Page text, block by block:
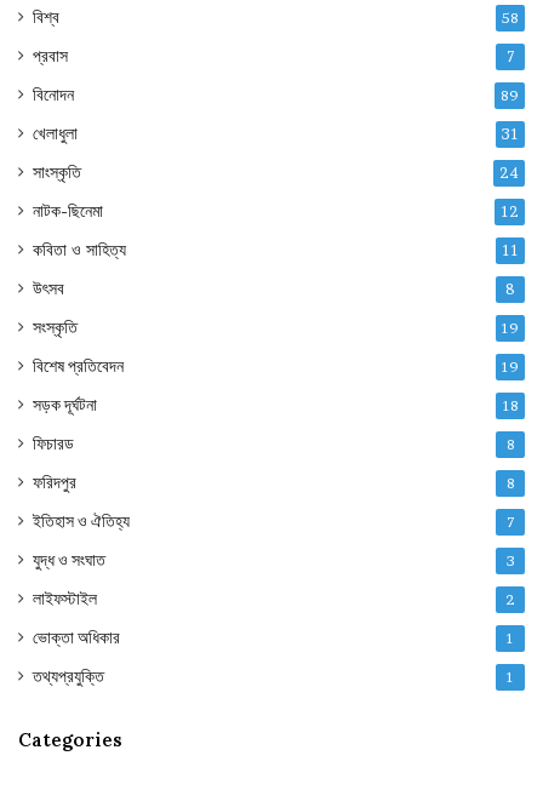
বিশ্ব 58
প্রবাস 7
বিনোদন 89
খেলাধুলা 31
সাংস্কৃতি 24
নাটক-ছিনেমা 12
কবিতা ও সাহিত্য 11
উৎসব 8
সংস্কৃতি 19
বিশেষ প্রতিবেদন 19
সড়ক দূর্ঘটনা 18
ফিচারড 8
ফরিদপুর 8
ইতিহাস ও ঐতিহ্য 7
যুদ্ধ ও সংঘাত 3
লাইফস্টাইল 2
ভোক্তা অধিকার 1
তথ্যপ্রযুক্তি 1
Categories